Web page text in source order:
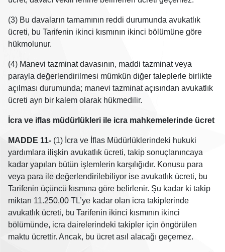
(3) Bu davaların tamamının reddi durumunda avukatlık
ücreti, bu Tarifenin ikinci kısmının ikinci bölümüne göre
hükmolunur.
(4) Manevi tazminat davasının, maddi tazminat veya
parayla değerlendirilmesi mümkün diğer taleplerle birlikte
açılması durumunda; manevi tazminat açısından avukatlık
ücreti ayrı bir kalem olarak hükmedilir.
İcra ve iflas müdürlükleri ile icra mahkemelerinde ücret
MADDE 11-(1) İcra ve İflas Müdürlüklerindeki hukuki
yardımlara ilişkin avukatlık ücreti, takip sonuçlanıncaya
kadar yapılan bütün işlemlerin karşılığıdır. Konusu para
veya para ile değerlendirilebiliyor ise avukatlık ücreti, bu
Tarifenin üçüncü kısmına göre belirlenir. Şu kadar ki takip
miktarı 11.250,00 TL’ye kadar olan icra takiplerinde
avukatlık ücreti, bu Tarifenin ikinci kısmının ikinci
bölümünde, icra dairelerindeki takipler için öngörülen
maktu ücrettir. Ancak, bu ücret asıl alacağı geçemez.